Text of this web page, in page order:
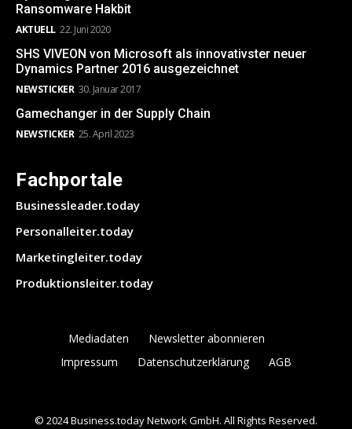
Ransomware Hakbit
AKTUELL 22. Juni 2020
SHS VIVEON von Microsoft als innovativster neuer
Dynamics Partner 2016 ausgezeichnet
NEWSTICKER 30. Januar 2017
Gamechanger in der Supply Chain
NEWSTICKER 25. April 2023
Fachportale
Businessleader.today
Personalleiter.today
Marketingleiter.today
Produktionsleiter.today
Mediadaten
Newsletter abonnieren
Impressum
Datenschutzerklärung AGB
© 2024 Business.today Network GmbH. All Rights Reserved.